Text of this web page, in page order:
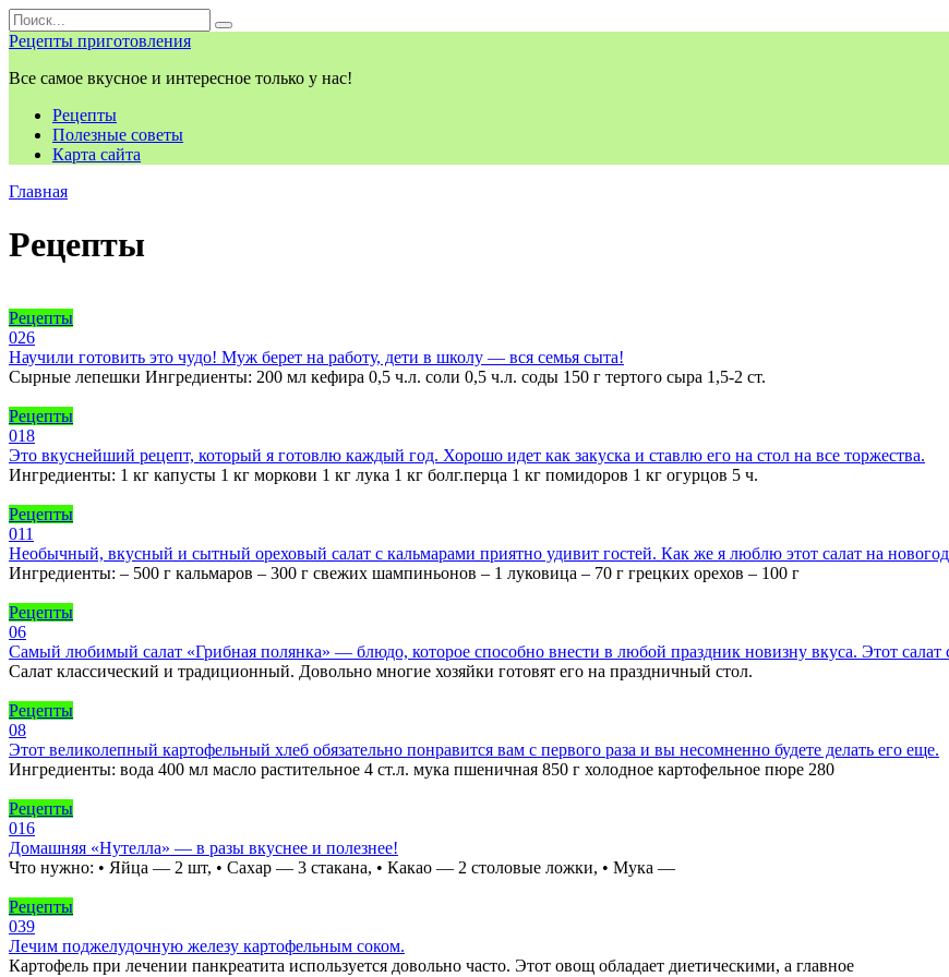
Перейти
к
контенту
Search
for:
Рецепты приготовления
Все самое вкусное и интересное только у нас!
Рецепты
Полезные советы
Карта сайта
Главная
Рецепты
Рецепты
026
Научили готовить это чудо! Муж берет на работу, дети в школу — вся семья сыта!
Сырные лепешки Ингредиенты: 200 мл кефира 0,5 ч.л. соли 0,5 ч.л. соды 150 г тертого сыра 1,5-2 ст.
Рецепты
018
Это вкуснейший рецепт, который я готовлю каждый год. Хорошо идет как закуска и ставлю его на стол на все торжества.
Ингредиенты: 1 кг капусты 1 кг моркови 1 кг лука 1 кг болг.перца 1 кг помидоров 1 кг огурцов 5 ч.
Рецепты
011
Необычный, вкусный и сытный ореховый салат с кальмарами приятно удивит гостей. Как же я люблю этот салат на
Ингредиенты: – 500 г кальмаров – 300 г свежих шампиньонов – 1 луковица – 70 г грецких орехов – 100 г
Рецепты
06
Самый любимый салат «Грибная полянка» — блюдо, которое способно внести в любой праздник новизну вкуса. Этот салат
Салат классический и традиционный. Довольно многие хозяйки готовят его на праздничный стол.
Рецепты
08
Этот великолепный картофельный хлеб обязательно понравится вам с первого раза и вы несомненно будете делать его еще.
Ингредиенты: вода 400 мл масло растительное 4 ст.л. мука пшеничная 850 г холодное картофельное пюре 280
Рецепты
016
Домашняя «Нутелла» — в разы вкуснее и полезнее!
Что нужно: • Яйца — 2 шт, • Сахар — 3 стакана, • Какао — 2 столовые ложки, • Мука —
Рецепты
039
Лечим поджелудочную железу картофельным соком.
Картофель при лечении панкреатита используется довольно часто. Этот овощ обладает диетическими, а главное